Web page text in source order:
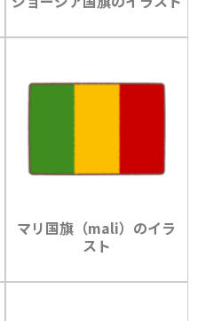
マリ国旗（mali）のイラ
スト